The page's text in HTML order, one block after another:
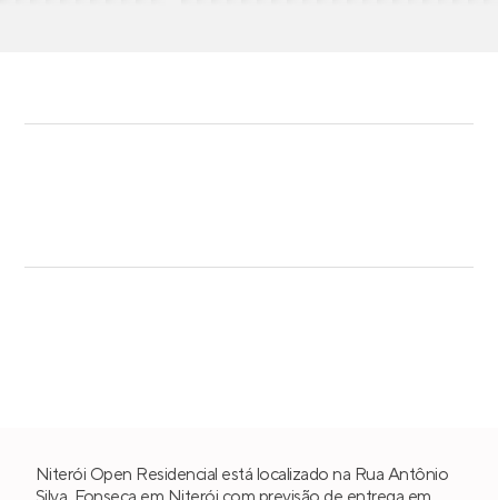
Niterói Open Residencial está localizado na Rua Antônio